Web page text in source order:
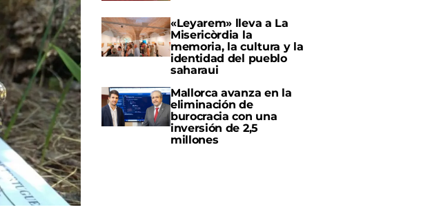
«Leyarem» lleva a La
Misericòrdia la
memoria, la cultura y la
identidad del pueblo
saharaui
Mallorca avanza en la
eliminación de
burocracia con una
inversión de 2,5
millones